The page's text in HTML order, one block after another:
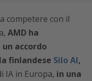
competere con il
AMD ha
accordo
finlandese Silo AI,
IA in Europa, in una